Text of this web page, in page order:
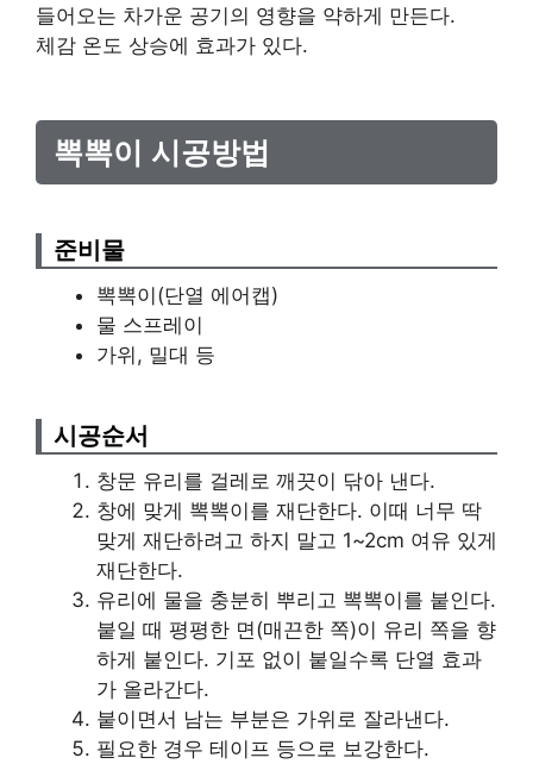
들어오는 차가운 공기의 영향을 약하게 만든다.
체감 온도 상승에 효과가 있다.
뽁뽁이 시공방법
준비물
뽁뽁이(단열 에어캡)
물 스프레이
가위, 밀대 등
시공순서
창문 유리를 걸레로 깨끗이 닦아 낸다.
창에 맞게 뽁뽁이를 재단한다. 이때 너무 딱
맞게 재단하려고 하지 말고 1~2cm 여유 있게
재단한다.
유리에 물을 충분히 뿌리고 뽁뽁이를 붙인다.
붙일 때 평평한 면(매끈한 쪽)이 유리 쪽을 향
하게 붙인다. 기포 없이 붙일수록 단열 효과
가 올라간다.
붙이면서 남는 부분은 가위로 잘라낸다.
필요한 경우 테이프 등으로 보강한다.